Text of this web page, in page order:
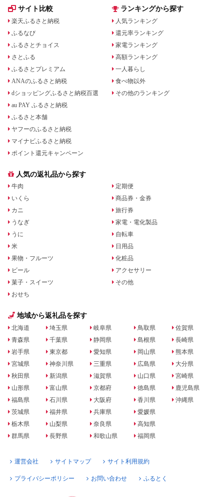
サイト比較
楽天ふるさと納税
ふるなび
ふるさとチョイス
さとふる
ふるさとプレミアム
ANAのふるさと納税
dショッピングふるさと納税百選
au PAY ふるさと納税
ふるさと本舗
ヤフーのふるさと納税
マイナビふるさと納税
ポイント還元キャンペーン
ランキングから探す
人気ランキング
還元率ランキング
家電ランキング
高額ランキング
一人暮らし
食べ物以外
その他のランキング
人気の返礼品から探す
牛肉
いくら
カニ
うなぎ
うに
米
果物・フルーツ
ビール
菓子・スイーツ
おせち
定期便
商品券・金券
旅行券
家電・電化製品
自転車
日用品
化粧品
アクセサリー
その他
地域から返礼品を探す
北海道
青森県
岩手県
宮城県
秋田県
山形県
福島県
茨城県
栃木県
群馬県
埼玉県
千葉県
東京都
神奈川県
新潟県
富山県
石川県
福井県
山梨県
長野県
岐阜県
静岡県
愛知県
三重県
滋賀県
京都府
大阪府
兵庫県
奈良県
和歌山県
鳥取県
島根県
岡山県
広島県
山口県
徳島県
香川県
愛媛県
高知県
福岡県
佐賀県
長崎県
熊本県
大分県
宮崎県
鹿児島県
沖縄県
運営会社 サイトマップ サイト利用規約
プライバシーポリシー お問い合わせ ふるとく